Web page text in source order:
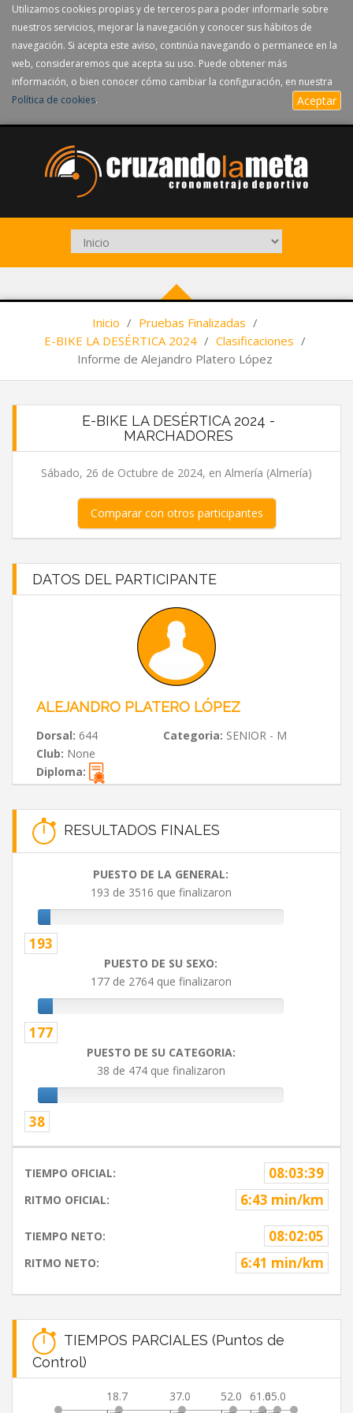
Utilizamos cookies propias y de terceros para poder informarle sobre
nuestros servicios, mejorar la navegación y conocer sus hábitos de
navegación. Si acepta este aviso, continúa navegando o permanece en la
web, consideraremos que acepta su uso. Puede obtener más
información, o bien conocer cómo cambiar la configuración, en nuestra
Política de cookies. Aceptar
Inicio / Pruebas Finalizadas /
E-BIKE LA DESÉRTICA 2024 / Clasificaciones /
Informe de Alejandro Platero López
E-BIKE LA DESÉRTICA 2024 -
MARCHADORES
Sábado, 26 de Octubre de 2024, en Almería (Almería)
Comparar con otros participantes
DATOS DEL PARTICIPANTE
ALEJANDRO PLATERO LÓPEZ
Dorsal: 644 Categoria: SENIOR - M
Club: None
Diploma:
RESULTADOS FINALES
PUESTO DE LA GENERAL:
193 de 3516 que finalizaron
193
PUESTO DE SU SEXO:
177 de 2764 que finalizaron
177
PUESTO DE SU CATEGORIA:
38 de 474 que finalizaron
38
TIEMPO OFICIAL: 08:03:39
RITMO OFICIAL: 6:43 min/km
TIEMPO NETO: 08:02:05
RITMO NETO: 6:41 min/km
TIEMPOS PARCIALES (Puntos de
Control)
18.7
37.0
52.0
61.065.0